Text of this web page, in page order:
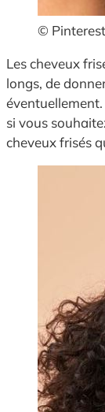
© Pinterest
Les cheveux
longs, de
si vous
cheveux frisés